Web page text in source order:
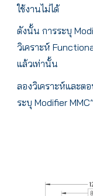
ใช้งานไม่ได้
ดังนั้น การระบุ
วิเคราะห์
แล้วเท่านั้น
ลองวิเคราะห์และต
ระบุ Modifier MMC”